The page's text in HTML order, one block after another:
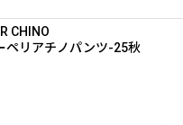
CHINO
ペリアチノパンツ-25秋